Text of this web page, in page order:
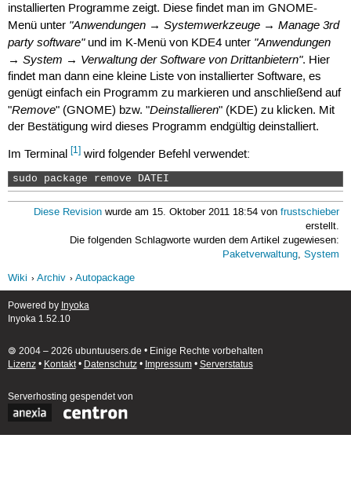
installierten Programme zeigt. Diese findet man im GNOME-
Menü unter "Anwendungen → Systemwerkzeuge → Manage 3rd
party software"und im K-Menü von KDE4 unter "Anwendungen
→ System → Verwaltung der Software von Drittanbietern". Hier
findet man dann eine kleine Liste von installierter Software, es
genügt einfach ein Programm zu markieren und anschließend auf
"Remove" (GNOME) bzw. "Deinstallieren" (KDE) zu klicken. Mit
der Bestätigung wird dieses Programm endgültig deinstalliert.
Im Terminal [1]wird folgender Befehl verwendet:
sudo package remove DATEI
Diese Revision wurde am 15. Oktober 2011 18:54 vonfrustschieber
erstellt.
Die folgenden Schlagworte wurden dem Artikel zugewiesen:
Paketverwaltung,System
Wiki
Archiv Autopackage
Powered by Inyoka
Inyoka 1.52.10
🄯 2004 – 2026 ubuntuusers.de • Einige Rechte vorbehalten
Lizenz• Kontakt• Datenschutz• Impressum• Serverstatus
Serverhosting gespendet von